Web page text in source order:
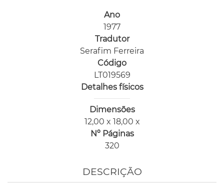
Ano
1977
Tradutor
Serafim Ferreira
Código
LT019569
Detalhes físicos
Dimensões
12,00 x 18,00 x
Nº Páginas
320
DESCRIÇÃO